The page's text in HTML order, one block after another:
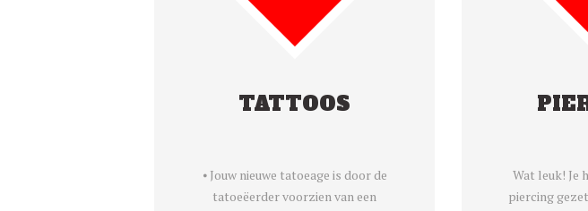
TATTOOS
⦁ Jouw nieuwe tatoeage is door de
tatoeëerder voorzien van een
Wat leuk! Je
piercing